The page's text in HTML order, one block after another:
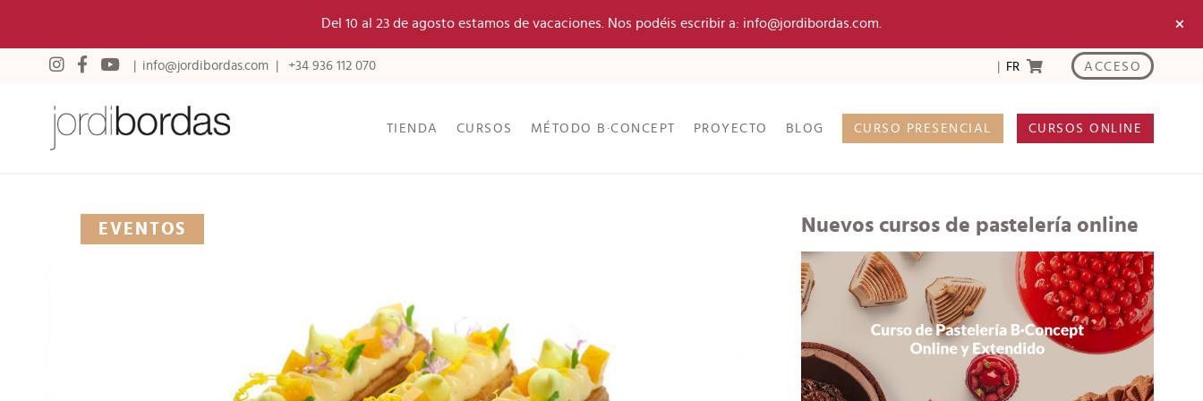
Del 10 al 23 de agosto estamos de vacaciones. Nos podéis escribir a: info@jordibordas.com. ×
info@jordibordas.com +34 936 112 070 FR ACCESO
TIENDA CURSOS MÉTODO B·CONCEPT PROYECTO BLOG CURSO PRESENCIAL CURSOS ONLINE
EVENTOS Nuevos cursos de pastelería online